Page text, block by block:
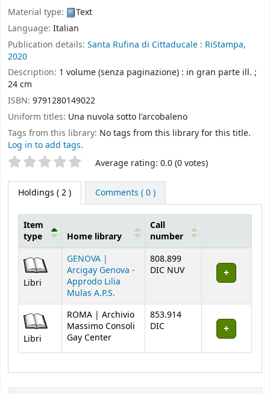
Material type:
Text
Language: Italian
Publication details: Santa Rufina di Cittaducale : RiStampa,
2020
Description: 1 volume (senza paginazione) : in gran parte ill. ;
24 cm
ISBN: 9791280149022
Uniform titles: Una nuvola sotto l'arcobaleno
Tags from this library: No tags from this library for this title.
Log in to add tags.
Star ratings Average rating: 0.0 (0 votes)
Holdings ( 2 ) Comments ( 0 )
Holdings
Item
type
Home library
Call
number
Libri
GENOVA |
Arcigay Genova -
Approdo Lilia
Mulas A.P.S.
808.899
DIC NUV
Libri
ROMA | Archivio
Massimo Consoli
Gay Center
853.914
DIC